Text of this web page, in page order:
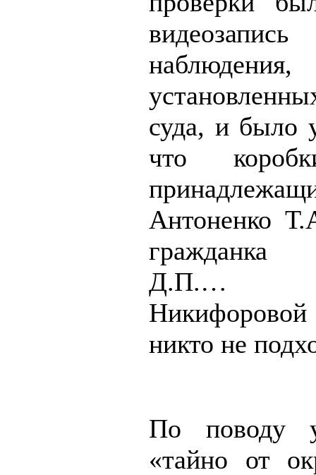
наблюдения,
суда, и было
что
Антоненко
гражданка
Д.П.…
никто не
По поводу
«тайно от